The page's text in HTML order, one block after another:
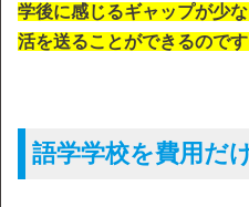
学後に感じるギャップが少
活を送ることができるのです
語学学校を費用だ